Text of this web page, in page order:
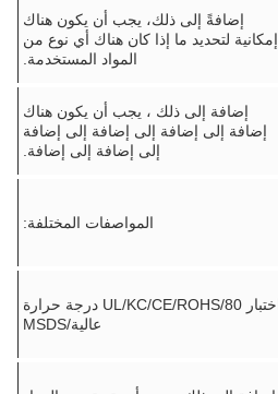
إضافةً إلى ذلك، يجب أن يكون هناك
إمكانية لتحديد ما إذا كان هناك أي نوع من
المواد المستخدمة.
إضافة إلى ذلك ، يجب أن يكون هناك
إضافة إلى إضافة إلى إضافة إلى إضافة
إلى إضافة إلى إضافة.
المواصفات المختلفة:
اختبار UL/KC/CE/ROHS/80 درجة حرارة
عالية/MSDS